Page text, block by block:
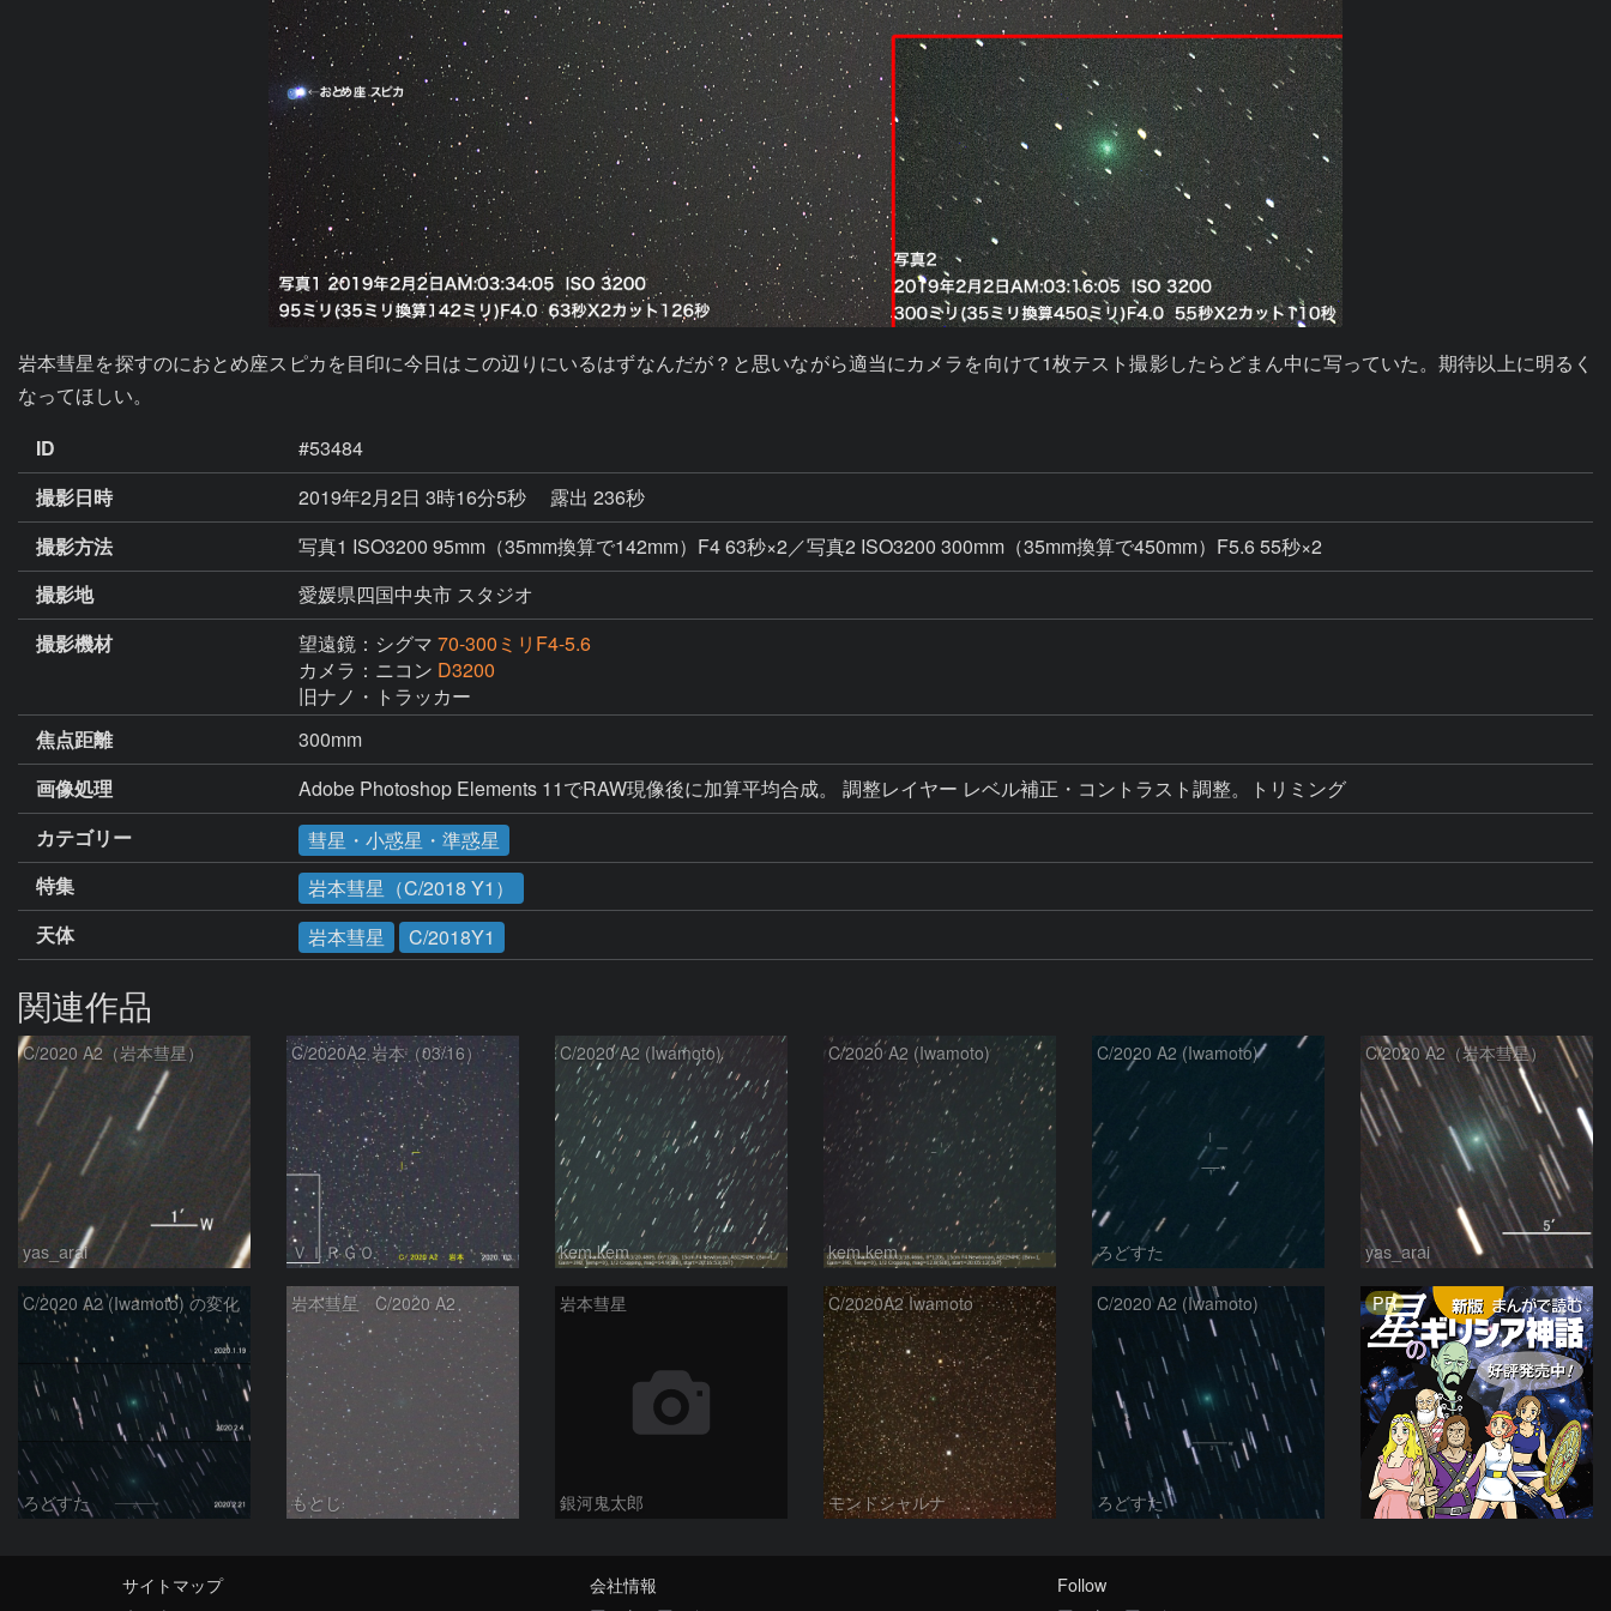
岩本彗星を探すのにおとめ座スピカを目印に今日はこの辺りにいるはずなんだが？と思いながら適当にカメラを向けて1枚テスト撮影したらどまん中に写っていた。期待以上に明るく
なってほしい。
ID
#53484
撮影日時
2019年2月2日 3時16分5秒
露出 236秒
撮影方法
写真1 ISO3200 95mm（35mm換算で142mm）F4 63秒×2／写真2 ISO3200 300mm（35mm換算で450mm）F5.6 55秒×2
撮影地
愛媛県四国中央市 スタジオ
撮影機材
望遠鏡：シグマ 70-300ミリF4-5.6
カメラ：ニコン D3200
旧ナノ・トラッカー
焦点距離
300mm
画像処理
Adobe Photoshop Elements 11でRAW現像後に加算平均合成。 調整レイヤー レベル補正・コントラスト調整。トリミング
カテゴリー
彗星・小惑星・準惑星
特集
岩本彗星（C/2018 Y1）
天体
岩本彗星 C/2018Y1
関連作品
C/2020 A2（岩本彗星）
yas_arai
C/2020A2 岩本（03/16）
ＶＩＲＧＯ
C/2020 A2 (Iwamoto)
kem.kem
C/2020 A2 (Iwamoto)
kem.kem
C/2020 A2 (Iwamoto)
ろどすた
C/2020 A2（岩本彗星）
yas_arai
C/2020 A2 (Iwamoto) の変化
ろどすた
岩本彗星 C/2020 A2
もとじ
岩本彗星
銀河鬼太郎
C/2020A2 Iwamoto
モンドシャルナ
C/2020 A2 (Iwamoto)
ろどすた
PR
サイトマップ
会社情報
Follow